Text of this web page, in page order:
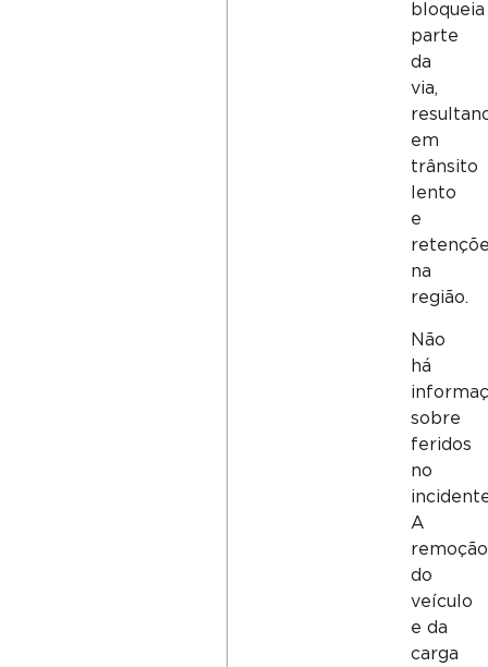
bloqueia
parte
da
via,
em
trânsito
lento
e
na
região.
Não
há
sobre
feridos
no
A
remoção
do
veículo
e da
carga